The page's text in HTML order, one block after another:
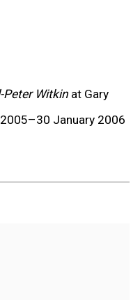
Peter Witkinat Gary
January 2006